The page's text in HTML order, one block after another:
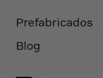
Martinique
Prefabricados
Blog